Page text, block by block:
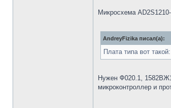
Микросхема
AndreyFizika писал(а):
Плата типа вот такой:
Нужен Ф020.1,
микроконтроллер и